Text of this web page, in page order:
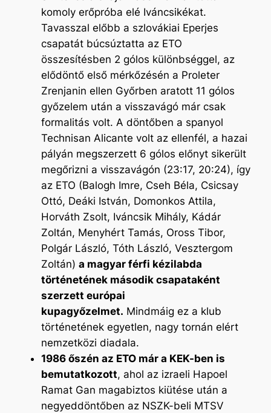
komoly erőpróba elé Iváncsikékat.
Tavasszal előbb a szlovákiai Eperjes
csapatát búcsúztatta az ETO
összesítésben 2 gólos különbséggel, az
elődöntő első mérkőzésén a Proleter
Zrenjanin ellen Győrben aratott 11 gólos
győzelem után a visszavágó már csak
formalitás volt. A döntőben a spanyol
Technisan Alicante volt az ellenfél, a hazai
pályán megszerzett 6 gólos előnyt sikerült
megőrizni a visszavágón (23:17, 20:24), így
az ETO (Balogh Imre, Cseh Béla, Csicsay
Ottó, Deáki István, Domonkos Attila,
Horváth Zsolt, Iváncsik Mihály, Kádár
Zoltán, Menyhért Tamás, Oross Tibor,
Polgár László, Tóth László, Vesztergom
Zoltán) a magyar férfi kézilabda
történetének második csapataként
szerzett európai
kupagyőzelmet. Mindmáig ez a klub
történetének egyetlen, nagy tornán elért
nemzetközi diadala.
1986 őszén az ETO már a KEK-ben is
bemutatkozott, ahol az izraeli Hapoel
Ramat Gan magabiztos kiütése után a
negyeddöntőben az NSZK-beli MTSV